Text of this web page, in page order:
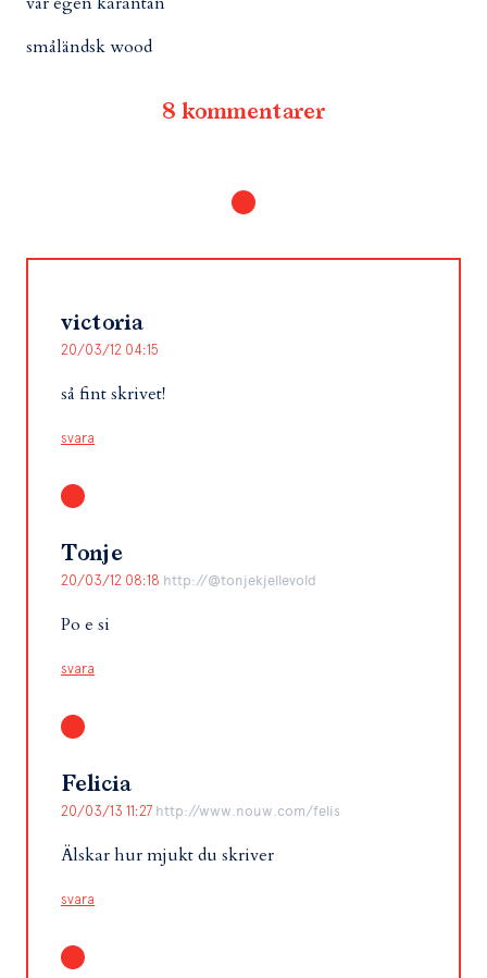
småländsk wood
8 kommentarer
victoria
20/03/12 04:15
så fint skrivet!
svara
Tonje
20/03/12 08:18 http://@tonjekjellevold
Po e si
svara
Felicia
20/03/13 11:27 http://www.nouw.com/felis
Älskar hur mjukt du skriver
svara